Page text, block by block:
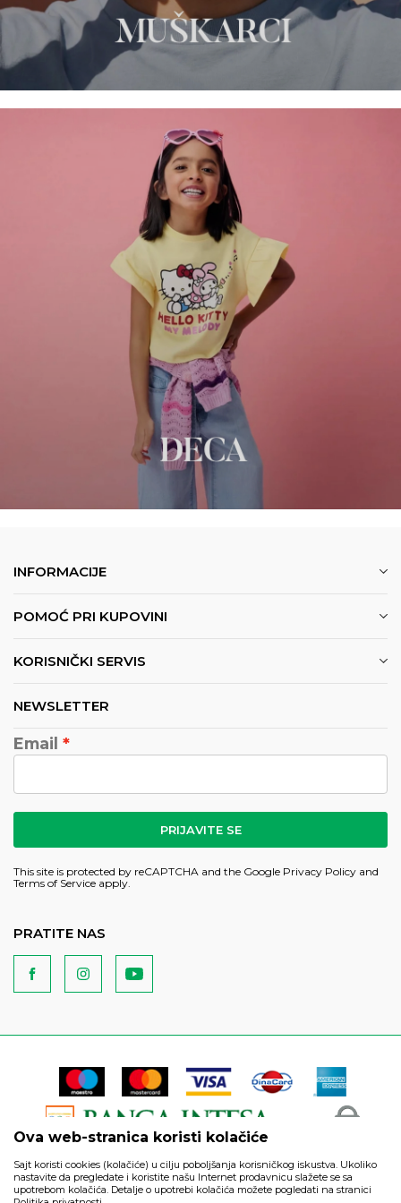
INFORMACIJE
POMOĆ PRI KUPOVINI
KORISNIČKI SERVIS
NEWSLETTER
Email
PRIJAVITE SE
This site is protected by reCAPTCHA and the Google Privacy Policy and
Terms of Service apply.
PRATITE NAS
Ova web-stranica koristi kolačiće
Sajt koristi cookies (kolačiće) u cilju poboljšanja korisničkog iskustva. Ukoliko
nastavite da pregledate i koristite našu Internet prodavnicu slažete se sa
upotrebom kolačića. Detalje o upotrebi kolačića možete pogledati na stranici